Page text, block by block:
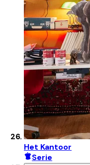
Het Kantoor
Serie